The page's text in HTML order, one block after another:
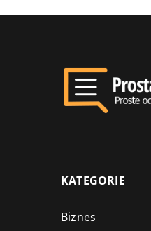
KATEGORIE
Biznes